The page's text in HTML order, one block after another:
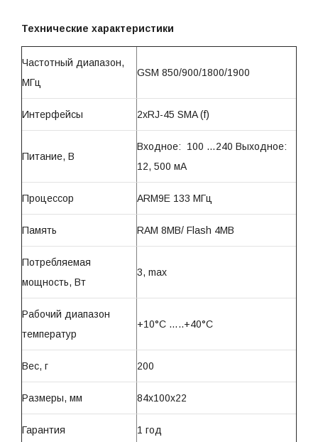
Технические характеристики
Частотный диапазон,
МГц
GSM 850/900/1800/1900
Интерфейсы 2xRJ-45 SMA (f)
Питание, В
Входное: 100 …240 Выходное:
12, 500 мА
Процессор ARM9E 133 МГц
Память RAM 8MB/ Flash 4MB
Потребляемая
мощность, Вт
3, max
Рабочий диапазон
температур
+10°C …..+40°C
Вес, г 200
Размеры, мм 84х100х22
Гарантия 1 год